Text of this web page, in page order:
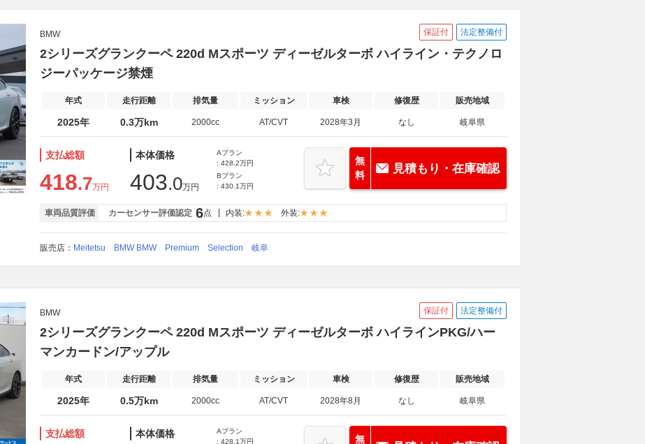
BMW 保証付 法定整備付
2シリーズグランクーペ 220d Mスポーツ ディーゼルターボ ハイライン・テクノロ
ジーパッケージ禁煙
年式 走行距離 排気量 ミッション 車検 修復歴 販売地域
2025年 0.3万km 2000cc AT/CVT 2028年3月 なし 岐阜県
支払総額
418.7万円
本体価格
403.0万円
Aプラン
: 428.2万円
Bプラン
: 430.1万円
無
料
見積もり・在庫確認
車両品質評価 カーセンサー評価認定 6点 内装: 外装:
販売店： Meitetsu BMW BMW Premium Selection 岐阜
BMW 保証付 法定整備付
2シリーズグランクーペ 220d Mスポーツ ディーゼルターボ ハイラインPKG/ハー
マンカードン/アップル
年式 走行距離 排気量 ミッション 車検 修復歴 販売地域
2025年 0.5万km 2000cc AT/CVT 2028年8月 なし 岐阜県
支払総額 本体価格
Aプラン
: 428.1万円
無